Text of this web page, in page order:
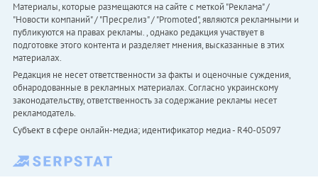
Материалы, которые размещаются на сайте с меткой "Реклама" /
"Новости компаний" / "Пресрелиз" / "Promoted", являются рекламными и
публикуются на правах рекламы. , однако редакция участвует в
подготовке этого контента и разделяет мнения, высказанные в этих
материалах.
Редакция не несет ответственности за факты и оценочные суждения,
обнародованные в рекламных материалах. Согласно украинскому
законодательству, ответственность за содержание рекламы несет
рекламодатель.
Субъект в сфере онлайн-медиа; идентификатор медиа - R40-05097